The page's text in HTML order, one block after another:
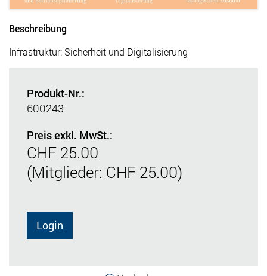
Beschreibung
Infrastruktur: Sicherheit und Digitalisierung
Produkt-Nr.:
600243
Preis exkl. MwSt.:
CHF 25.00
(Mitglieder: CHF 25.00)
Login